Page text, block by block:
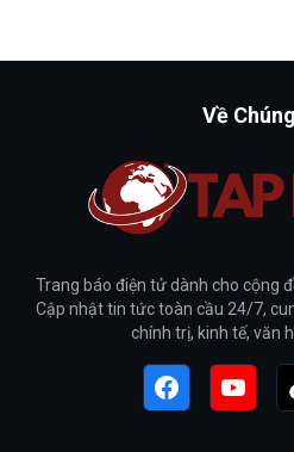
Về
Trang báo điện tử dành cho cộng
Cập nhật tin tức toàn cầu 24/7,
chính trị, kinh tế, văn